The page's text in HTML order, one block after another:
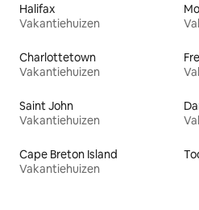
Halifax
Vakantiehuizen
Charlottetown
Vakantiehuizen
Saint John
Vakantiehuizen
Cape Breton Island
Vakantiehuizen